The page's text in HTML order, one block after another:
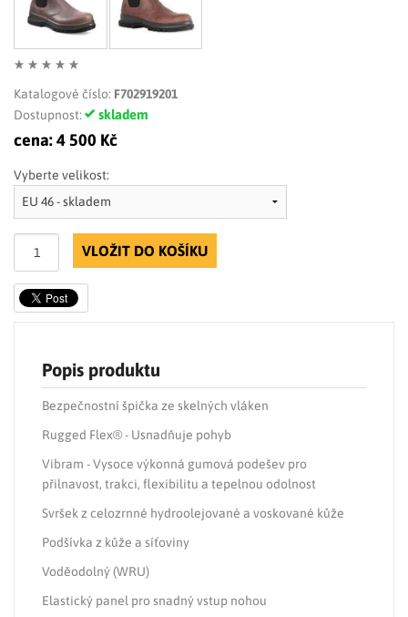
Katalogové číslo: F702919201
Dostupnost:
skladem
cena:4 500 Kč
Vyberte velikost:
VLOŽIT DO KOŠÍKU
Popis produktu
Bezpečnostní špička ze skelných vláken
Rugged Flex® - Usnadňuje pohyb
Vibram - Vysoce výkonná gumová podešev pro
přilnavost, trakci, flexibilitu a tepelnou odolnost
Svršek z celozrnné hydroolejované a voskované kůže
Podšívka z kůže a síťoviny
Voděodolný (WRU)
Elastický panel pro snadný vstup nohou